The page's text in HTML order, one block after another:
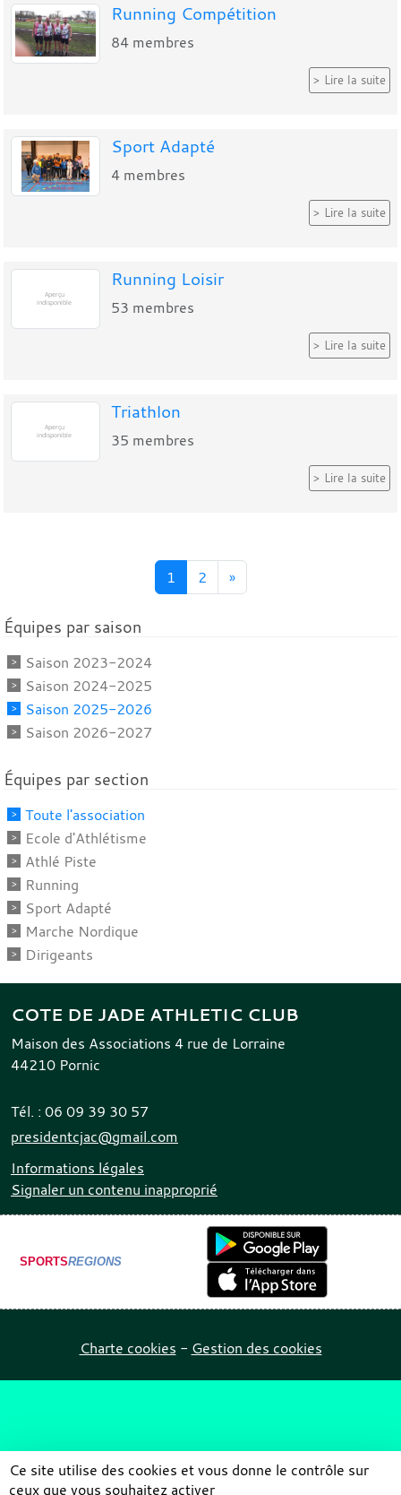
Running Compétition
84 membres
Lire la suite
Sport Adapté
4 membres
Lire la suite
Running Loisir
53 membres
Lire la suite
Triathlon
35 membres
Lire la suite
1 2 »
Équipes par saison
Saison 2023-2024
Saison 2024-2025
Saison 2025-2026
Saison 2026-2027
Équipes par section
Toute l'association
Ecole d'Athlétisme
Athlé Piste
Running
Sport Adapté
Marche Nordique
Dirigeants
COTE DE JADE ATHLETIC CLUB
Maison des Associations 4 rue de Lorraine
44210 Pornic
Tél. : 06 09 39 30 57
presidentcjac@gmail.com
Informations légales
Signaler un contenu inapproprié
SPORTSREGIONS
Charte cookies Gestion des cookies
Ce site utilise des cookies et vous donne le contrôle sur
ceux que vous souhaitez activer